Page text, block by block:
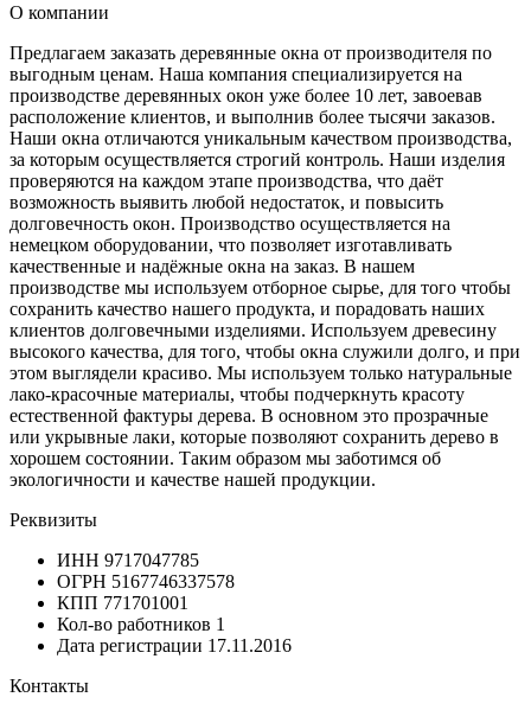
О компании
Предлагаем заказать деревянные окна от производителя по
выгодным ценам. Наша компания специализируется на
производстве деревянных окон уже более 10 лет, завоевав
расположение клиентов, и выполнив более тысячи заказов.
Наши окна отличаются уникальным качеством производства,
за которым осуществляется строгий контроль. Наши изделия
проверяются на каждом этапе производства, что даёт
возможность выявить любой недостаток, и повысить
долговечность окон. Производство осуществляется на
немецком оборудовании, что позволяет изготавливать
качественные и надёжные окна на заказ. В нашем
производстве мы используем отборное сырье, для того чтобы
сохранить качество нашего продукта, и порадовать наших
клиентов долговечными изделиями. Используем древесину
высокого качества, для того, чтобы окна служили долго, и при
этом выглядели красиво. Мы используем только натуральные
лако-красочные материалы, чтобы подчеркнуть красоту
естественной фактуры дерева. В основном это прозрачные
или укрывные лаки, которые позволяют сохранить дерево в
хорошем состоянии. Таким образом мы заботимся об
экологичности и качестве нашей продукции.
Реквизиты
ИНН 9717047785
ОГРН 5167746337578
КПП 771701001
Кол-во работников 1
Дата регистрации 17.11.2016
Контакты